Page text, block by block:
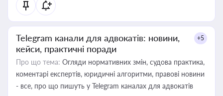
Telegram канали для адвокатів: новини,
кейси, практичні поради
+5
Про що тема: Огляди нормативних змін, судова практика,
коментарі експертів, юридичні алгоритми, правові новини
- все, про що пишуть у Telegram каналах для адвокатів